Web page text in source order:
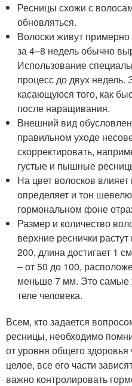
Ресницы схожи с
обновляться.
Волоски живут
за 4–8 недель обычно
Использование
процесс до двух
касающуюся того, как
после наращивания.
Внешний вид обусловлен
правильном уходе
скорректировать,
густые и пышные
На цвет волосков
определяет и тон
гормональном фоне
Размер и количество
верхние реснички
200, длина достигает 1
– от 50 до 100,
меньше 7 мм. Это самые
теле человека.
Всем, кто задается
ресницы, необходимо
от уровня общего
целое, все его части
важно контролировать